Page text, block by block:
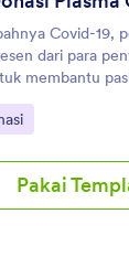
Covid-19,
dari para
membantu
Anda
Formulir Donasi
sesuaikan
Anda,
di media
Pakai